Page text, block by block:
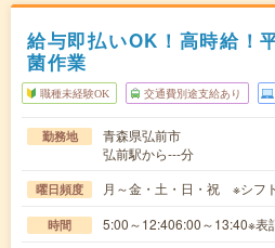
給与即払いOK！高時給！
菌作業
職種未経験OK 交通費別途支給あり
勤務地
青森県弘前市
弘前駅から---分
曜日頻度 月～金・土・日・祝 ※シフ
時間 5:00～12:406:00～13:40※表